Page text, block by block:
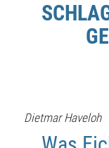
Dietmar Haveloh